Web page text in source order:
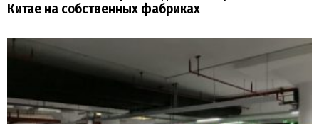
Китае на собственных фабриках